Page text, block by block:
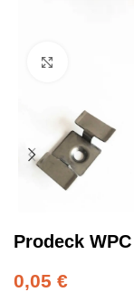
Prodeck
0,05 €